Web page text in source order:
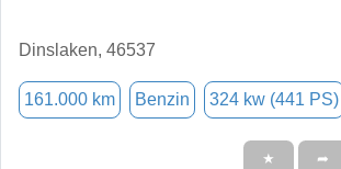
Dinslaken, 46537
161.000 km Benzin 324 kw (441 PS)
★ ➦